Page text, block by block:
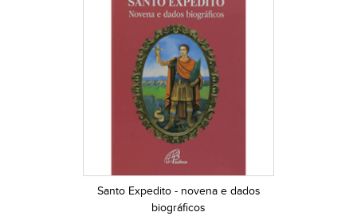
Santo Expedito - novena e dados
biográficos